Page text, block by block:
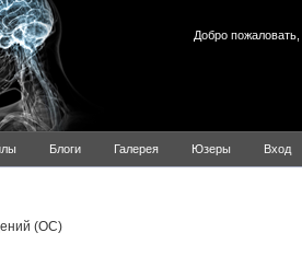
Добро пожаловать,
Блоги Галерея Юзеры Вход
(ОС)